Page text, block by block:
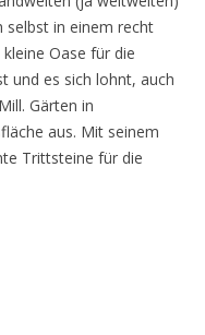
selbst in einem recht
Oase für die
und es sich lohnt, auch
Gärten in
aus. Mit seinem
Trittsteine für die